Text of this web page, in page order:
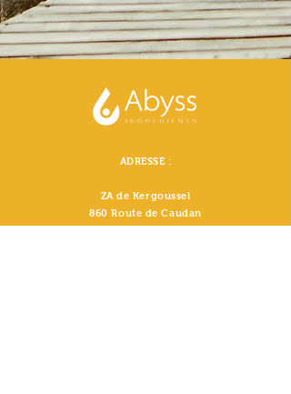
ADRESSE :
ZA de Kergoussel
860 Route de Caudan